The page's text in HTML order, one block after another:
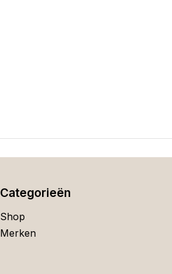
Categorieën
Shop
Merken